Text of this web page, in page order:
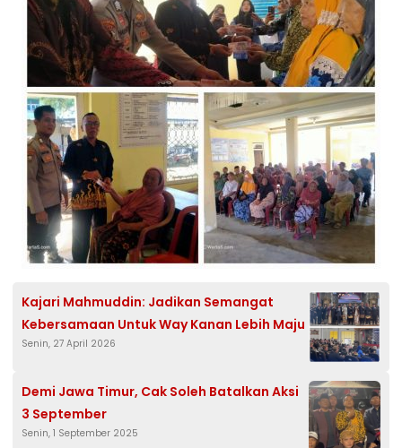
Kajari Mahmuddin: Jadikan Semangat
Kebersamaan Untuk Way Kanan Lebih Maju
Senin, 27 April 2026
Demi Jawa Timur, Cak Soleh Batalkan Aksi
3 September
Senin, 1 September 2025